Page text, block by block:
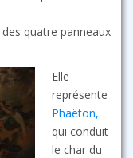
des quatre panneaux
Elle
représente
Phaëton,
qui conduit
le char du